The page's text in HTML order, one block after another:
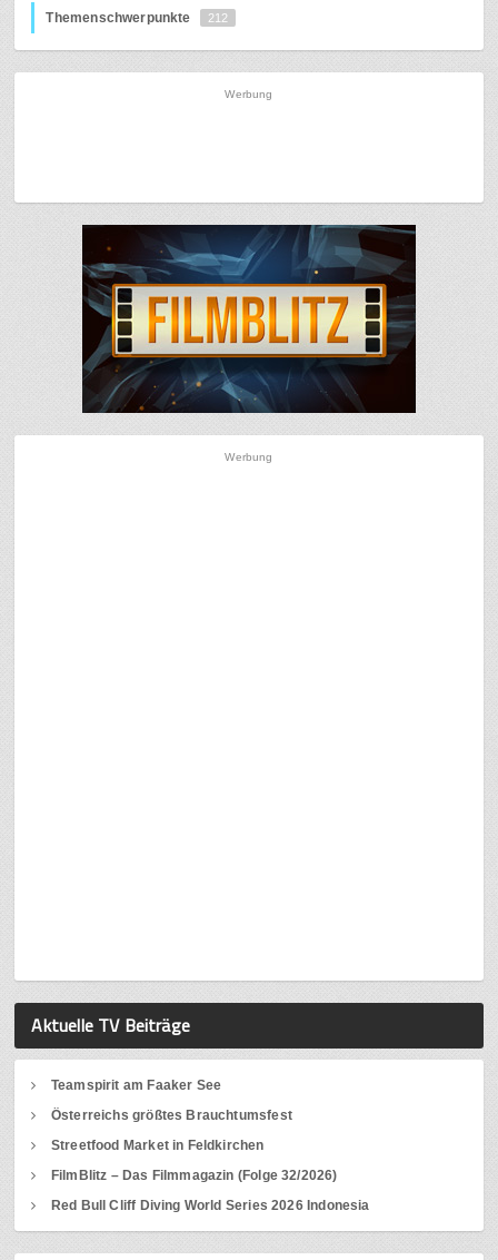
Themenschwerpunkte 212
Werbung
Werbung
Aktuelle TV Beiträge
Teamspirit am Faaker See
Österreichs größtes Brauchtumsfest
Streetfood Market in Feldkirchen
FilmBlitz – Das Filmmagazin (Folge 32/2026)
Red Bull Cliff Diving World Series 2026 Indonesia